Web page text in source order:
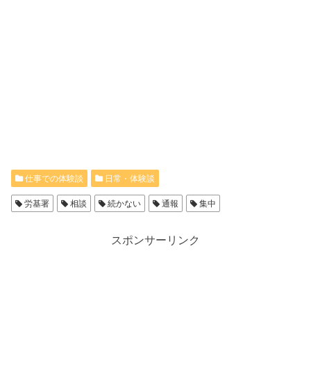
仕事での体験談 日常・体験談
労基署 相談 続かない 通報 集中
スポンサーリンク